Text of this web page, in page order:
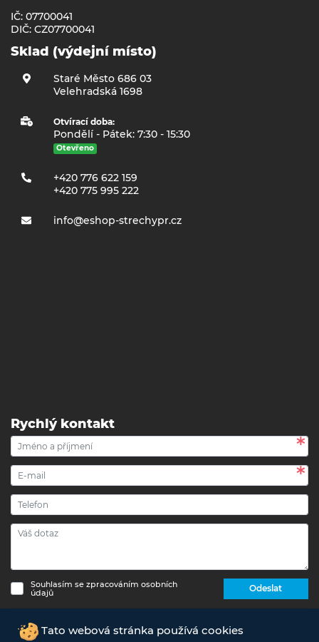
IČ: 07700041
DIČ: CZ07700041
Sklad (výdejní místo)
Staré Město 686 03
Velehradská 1698
Otvírací doba:
Pondělí - Pátek: 7:30 - 15:30
Otevřeno
+420 776 622 159
+420 775 995 222
info@eshop-strechypr.cz
Rychlý kontakt
Souhlasím se zpracováním osobních
údajů
Odeslat
Copyright © 2017 - 2026 eshop-strechypr.cz - Všechna
práva vyhrazena -Info o zpracování osobních údajů
Tato webová stránka používá cookies